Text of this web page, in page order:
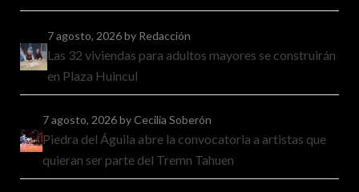
7 agosto, 2026by Redacción
Las 32 viviendas para adultos mayores se construirán
en Plaza Huincul
7 agosto, 2026by Cecilia Soberón
Piedra del Águila abre la convocatoria a artistas que
quieran ser parte del Tremn Tahuen